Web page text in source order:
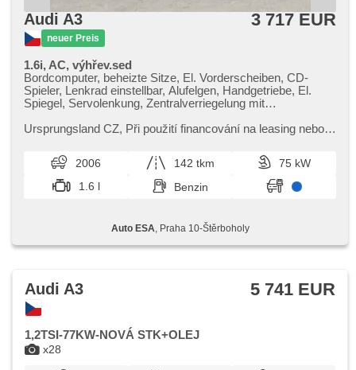
Audi A3
neuer Preis
3 717 EUR
1.6i, AC, výhřev.sed
Bordcomputer, beheizte Sitze, El. Vorderscheiben, CD-
Spieler, Lenkrad einstellbar, Alufelgen, Handgetriebe, El.
Spiegel, Servolenkung, Zentralverriegelung mit
(ESP), Nebelscheinwerfer, ABS, Wegfahrsperre, 6x Airbag
Ursprungsland CZ,​ Při použití financování na leasing nebo
svátků) 9.00​-22.0...
2006 142 tkm
75 kW
1.6 l
Benzin
Auto ESA , Praha 10-Štěrboholy
x28
Audi A3 5 741 EUR
1,2TSI-77KW-NOVÁ STK+OLEJ